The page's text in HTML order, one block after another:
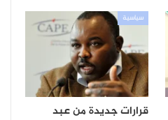
سياسية
قرارات جديدة من عبد